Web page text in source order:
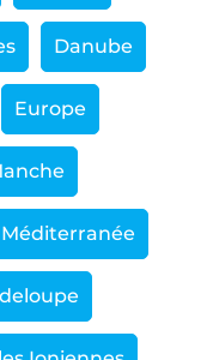
Danube
Europe